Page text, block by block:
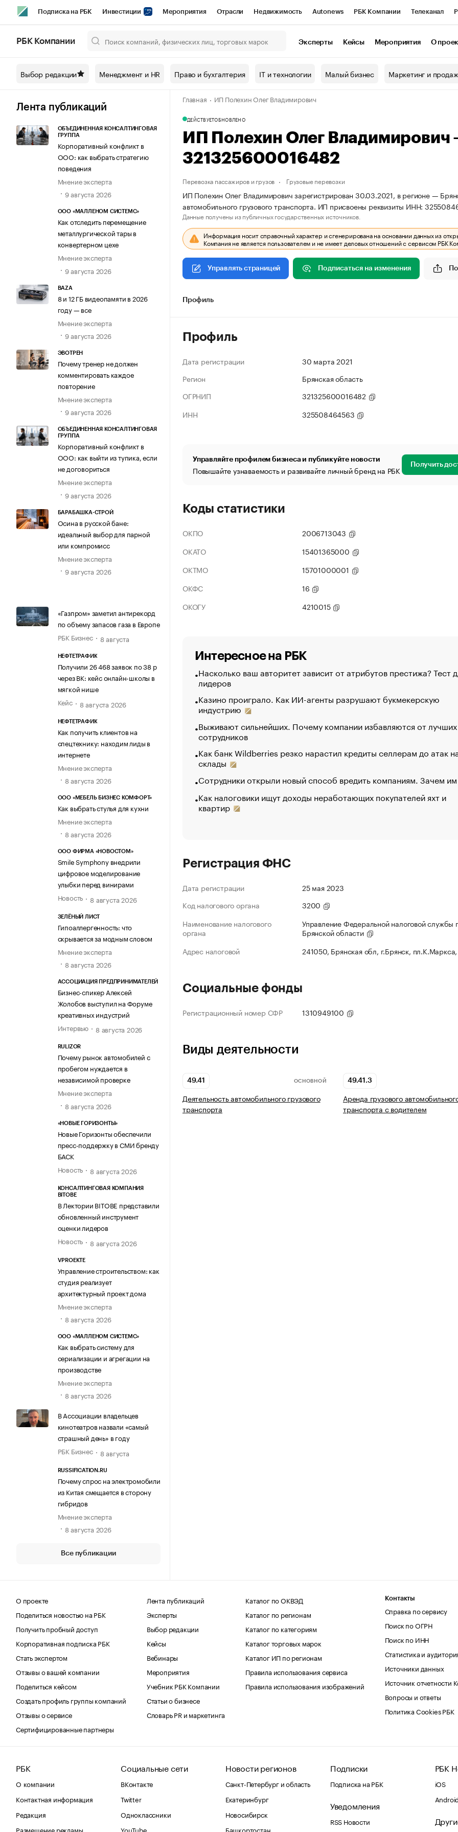
Подписка на РБК Инвестиции Мероприятия Отрасли Недвижимость Autonews РБК Компании Телеканал
Спецпроекты СПб Конференции СПб Спецпроекты Проверка контрагентов
Технологии и медиа Рынок наличной валюты
РБК Компании Эксперты Кейсы Мероприятия О
Выбор редакции Менеджмент и HR Право и бухгалтерия IT и технологии Малый бизнес Маркетинг и
Лента публикаций
ОБЪЕДИНЕННАЯ КОНСАЛТИНГОВАЯ
ГРУППА
Корпоративный конфликт в
ООО: как выбрать стратегию
поведения
Мнение эксперта
9 августа 2026
ООО «МАЛЛЕНОМ СИСТЕМС»
Как отследить перемещение
металлургической тары в
конвертерном цехе
Мнение эксперта
9 августа 2026
BAZA
8 и 12 ГБ видеопамяти в 2026
году — все
Мнение эксперта
9 августа 2026
ЭВОТРЕН
Почему тренер не должен
комментировать каждое
повторение
Мнение эксперта
9 августа 2026
ОБЪЕДИНЕННАЯ КОНСАЛТИНГОВАЯ
ГРУППА
Корпоративный конфликт в
ООО: как выйти из тупика, если
не договориться
Мнение эксперта
9 августа 2026
БАРАБАШКА-СТРОЙ
Осина в русской бане:
идеальный выбор для парной
или компромисс
Мнение эксперта
9 августа 2026
«Газпром» заметил антирекорд
по объему запасов газа в Европе
РБК Бизнес
8 августа
НЕФТЕТРАФИК
Получили 26 468 заявок по 38 р
через ВК: кейс онлайн-школы в
мягкой нише
Кейс
8 августа 2026
НЕФТЕТРАФИК
Как получить клиентов на
спецтехнику: находим лиды в
интернете
Мнение эксперта
8 августа 2026
ООО «МЕБЕЛЬ БИЗНЕС КОМФОРТ»
Как выбрать стулья для кухни
Мнение эксперта
8 августа 2026
ООО ФИРМА «НОВОСТОМ»
Smile Symphony внедрили
цифровое моделирование
улыбки перед винирами
Новость
8 августа 2026
ЗЕЛЁНЫЙ ЛИСТ
Гипоаллергенность: что
скрывается за модным словом
Мнение эксперта
8 августа 2026
АССОЦИАЦИЯ ПРЕДПРИНИМАТЕЛЕЙ
Бизнес-спикер Алексей
Жолобов выступил на Форуме
креативных индустрий
Интервью
8 августа 2026
RULIZOR
Почему рынок автомобилей с
пробегом нуждается в
независимой проверке
Мнение эксперта
8 августа 2026
«НОВЫЕ ГОРИЗОНТЫ»
Новые Горизонты обеспечили
пресс-поддержку в СМИ бренду
БАСК
Новость
8 августа 2026
КОНСАЛТИНГОВАЯ КОМПАНИЯ
BITOBE
В Лектории BITOBE представили
обновленный инструмент
оценки лидеров
Новость
8 августа 2026
VPROEKTE
Управление строительством: как
студия реализует
архитектурный проект дома
Мнение эксперта
8 августа 2026
ООО «МАЛЛЕНОМ СИСТЕМС»
Как выбрать систему для
сериализации и агрегации на
производстве
Мнение эксперта
8 августа 2026
В Ассоциации владельцев
кинотеатров назвали «самый
страшный день» в году
РБК Бизнес
8 августа
RUSSIFICATION.RU
Почему спрос на электромобили
из Китая смещается в сторону
гибридов
Мнение эксперта
8 августа 2026
Все публикации
Главная ИП Полехин Олег Владимирович
ДЕЙСТВУЕТОБНОВЛЕНО
ИП Полехин Олег
321325600016482
Перевозка пассажиров и грузов Грузовые перевозки
ИП Полехин Олег Владимирович зарегистрирован 30.03.2021, в регионе —
автомобильного грузового транспорта. ИП присвоены реквизиты ИНН:
Данные получены из публичных государственных источников.
Информация носит справочный характер и сгенерирована на основании данных из
Компания не является пользователем и не имеет деловых отношений с сервисом РБК
Управлять страницей Подписаться на изменения
Профиль
Профиль
Дата регистрации
30 марта 2021
Регион
Брянская область
ОГРНИП
321325600016482
ИНН
325508464563
Управляйте профилем бизнеса и публикуйте новости
Повышайте узнаваемость и развивайте личный бренд на РБК Получить
Коды статистики
ОКПО
2006713043
ОКАТО
15401365000
ОКТМО
15701000001
ОКФС
16
ОКОГУ
4210015
Интересное на РБК
Насколько ваш авторитет зависит от атрибутов престижа? Тест
лидеров
Казино проиграло. Как ИИ-агенты разрушают букмекерскую
индустрию
Выживают сильнейших. Почему компании избавляются от лучших
сотрудников
Как банк Wildberries резко нарастил кредиты селлерам до атак
склады
Сотрудники открыли новый способ вредить компаниям. Зачем
Как налоговики ищут доходы неработающих покупателей яхт и
квартир
Регистрация ФНС
Дата регистрации
25 мая 2023
Код налогового органа
3200
Наименование налогового
органа
Управление Федеральной налоговой службы
Брянской области
Адрес налоговой
241050, Брянская обл, г.Брянск,
Социальные фонды
Регистрационный номер СФР 1310949100
Виды деятельности
49.41 ОСНОВНОЙ
Деятельность автомобильного грузового
транспорта
49.41.3
Аренда грузового
транспорта с водителем
О проекте
Поделиться новостью на РБК
Получить пробный доступ
Корпоративная подписка РБК
Стать экспертом
Отзывы о вашей компании
Поделиться кейсом
Создать профиль группы компаний
Отзывы о сервисе
Сертифицированные партнеры
Лента публикаций
Эксперты
Выбор редакции
Кейсы
Вебинары
Мероприятия
Учебник РБК Компании
Статьи о бизнесе
Словарь PR и маркетинга
Каталог по ОКВЭД
Каталог по регионам
Каталог по категориям
Каталог торговых марок
Каталог ИП по регионам
Правила использования сервиса
Правила использования изображений
Контакты
Справка по сервису
Поиск по ОГРН
Поиск по ИНН
Статистика и
Источники данных
Источник отчетности
Вопросы и ответы
Политика Cookies РБК
РБК
О компании
Контактная информация
Редакция
Размещение рекламы
Социальные сети
ВКонтакте
Twitter
Одноклассники
YouTube
Новости регионов
Санкт-Петербург и область
Екатеринбург
Новосибирск
Башкортостан
Подписки
Подписка на РБК
Уведомления
RSS Новости
РБК
iOS